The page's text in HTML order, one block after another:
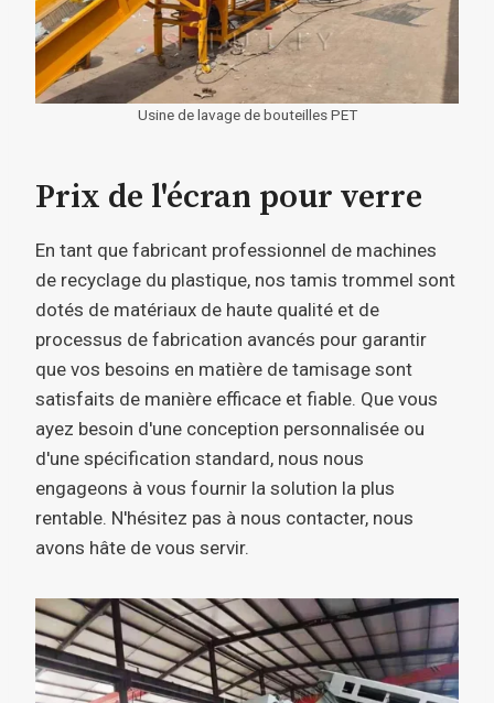
Usine de lavage de bouteilles PET
Prix ​​​​de l'écran pour verre
En tant que fabricant professionnel de machines
de recyclage du plastique, nos tamis trommel sont
dotés de matériaux de haute qualité et de
processus de fabrication avancés pour garantir
que vos besoins en matière de tamisage sont
satisfaits de manière efficace et fiable. Que vous
ayez besoin d'une conception personnalisée ou
d'une spécification standard, nous nous
engageons à vous fournir la solution la plus
rentable. N'hésitez pas à nous contacter, nous
avons hâte de vous servir.